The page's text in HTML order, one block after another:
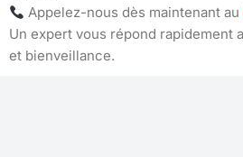
Appelez-nous dès maintenant au
Un expert vous répond rapidement
et bienveillance.